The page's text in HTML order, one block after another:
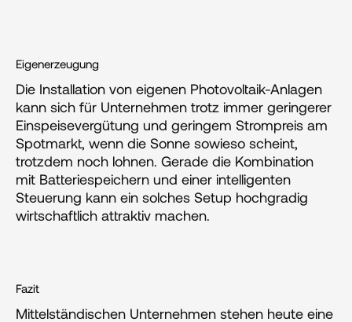
Eigenerzeugung
Die Installation von eigenen Photovoltaik-Anlagen
kann sich für Unternehmen trotz immer geringerer
Einspeisevergütung und geringem Strompreis am
Spotmarkt, wenn die Sonne sowieso scheint,
trotzdem noch lohnen. Gerade die Kombination
mit Batteriespeichern und einer intelligenten
Steuerung kann ein solches Setup hochgradig
wirtschaftlich attraktiv machen.
Fazit
Mittelständischen Unternehmen stehen heute eine